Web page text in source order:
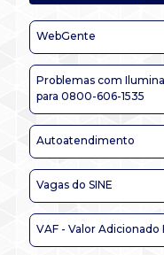
WebGente
Problemas com
para 0800-606-1535
Autoatendimento
Vagas do SINE
VAF - Valor Adicionado